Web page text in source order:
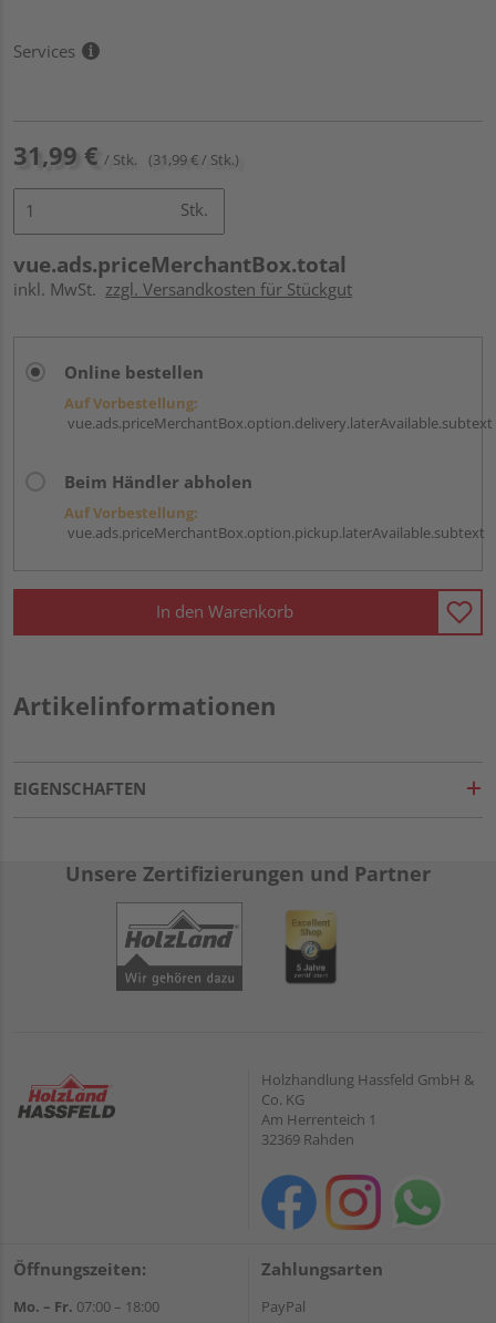
Services
31,99 € / Stk. (31,99 € / Stk.)
Stk.
vue.ads.priceMerchantBox.total
inkl. MwSt. zzgl. Versandkosten für Stückgut
Online bestellen
Auf Vorbestellung:
vue.ads.priceMerchantBox.option.delivery.laterAvailable.subtext
Beim Händler abholen
Auf Vorbestellung:
vue.ads.priceMerchantBox.option.pickup.laterAvailable.subtext
In den Warenkorb
Artikelinformationen
EIGENSCHAFTEN
Unsere Zertifizierungen und Partner
Holzhandlung Hassfeld GmbH &
Co. KG
Am Herrenteich 1
32369 Rahden
Öffnungszeiten:
Mo. – Fr. 07:00 – 18:00
Zahlungsarten
PayPal